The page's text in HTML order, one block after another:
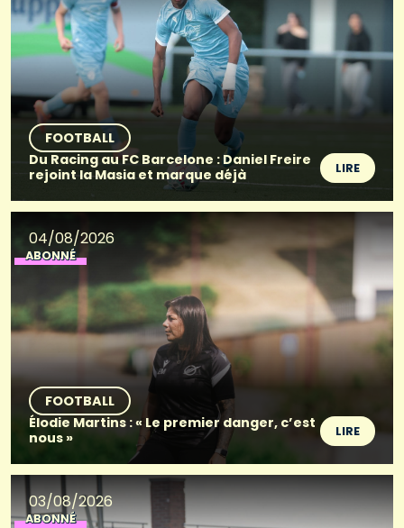
FOOTBALL
Du Racing au FC Barcelone : Daniel Freire
rejoint la Masia et marque déjà
LIRE
04/08/2026
ABONNÉ
FOOTBALL
Élodie Martins : « Le premier danger, c’est
nous »
LIRE
03/08/2026
ABONNÉ